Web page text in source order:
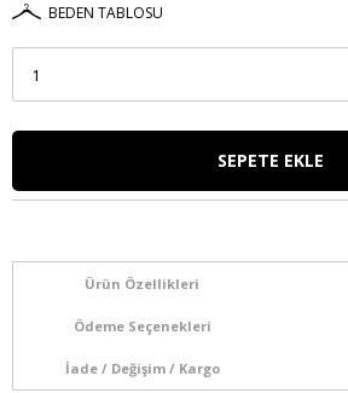
BEDEN TABLOSU
Ürün Özellikleri
Ödeme Seçenekleri
İade / Değişim / Kargo